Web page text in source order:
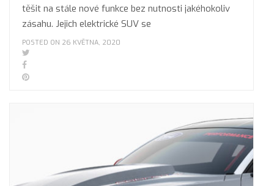
těšit na stále nové funkce bez nutnosti jakéhokoliv
zásahu. Jejich elektrické SUV se
POSTED ON 26 KVĚTNA, 2020